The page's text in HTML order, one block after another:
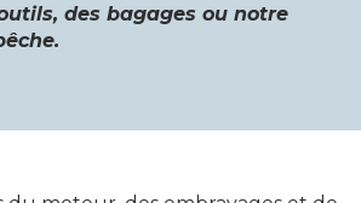
des bagages ou notre